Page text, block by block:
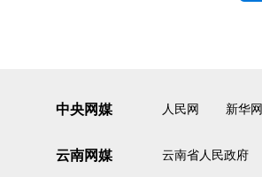
中央网媒 人民网 新华网
云南网媒 云南省人民政府